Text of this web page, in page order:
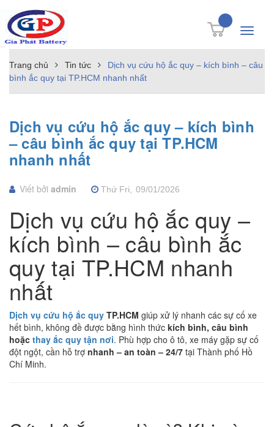
Toggle
Trang chủ Tin tức
Dịch vụ cứu hộ ắc quy – kích bình – câu
bình ắc quy tại TP.HCM nhanh nhất
Dịch vụ cứu hộ ắc quy – kích bình
– câu bình ắc quy tại TP.HCM
nhanh nhất
Viết bởi admin Thứ Fri, 09/01/2026
Dịch vụ cứu hộ ắc quy –
kích bình – câu bình ắc
quy tại TP.HCM nhanh
nhất
Dịch vụ cứu hộ ắc quy TP.HCM giúp xử lý nhanh các sự cố xe
hết bình, không đề được bằng hình thức kích bình, câu bình
hoặc thay ắc quy tận nơi. Phù hợp cho ô tô, xe máy gặp sự cố
đột ngột, cần hỗ trợ nhanh – an toàn – 24/7 tại Thành phố Hồ
Chí Minh.